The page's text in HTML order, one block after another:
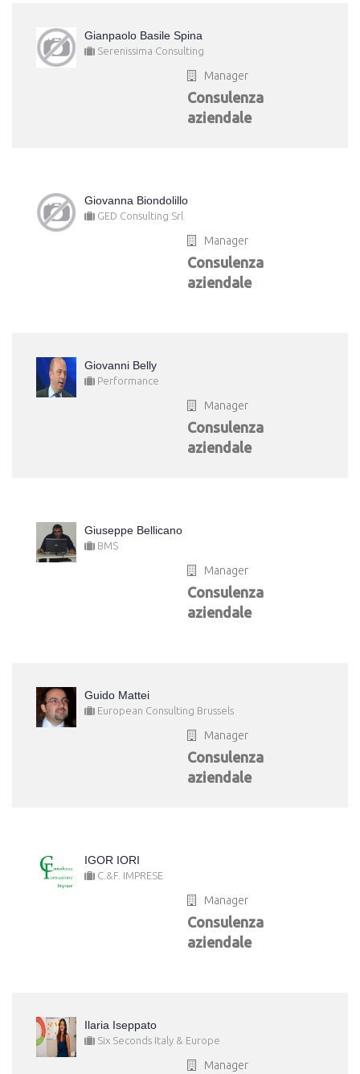
Gianpaolo Basile Spina
Serenissima Consulting
Manager
Consulenza
aziendale
Giovanna Biondolillo
GED Consulting Srl
Manager
Consulenza
aziendale
Giovanni Belly
Performance
Manager
Consulenza
aziendale
Giuseppe Bellicano
BMS
Manager
Consulenza
aziendale
Guido Mattei
European Consulting Brussels
Manager
Consulenza
aziendale
IGOR IORI
C.&F. IMPRESE
Manager
Consulenza
aziendale
Ilaria Iseppato
Six Seconds Italy & Europe
Manager